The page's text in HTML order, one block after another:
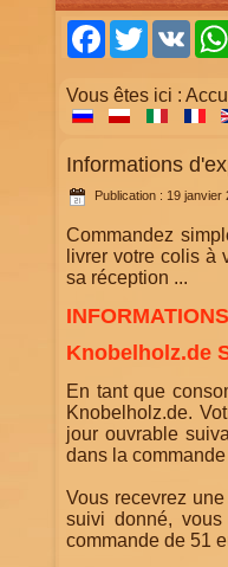
Facebook
TwitterVK
Vous êtes ici :
Informations
Publication : 19 janvier
Commandez
livrer votre colis à
sa réception ...
Knobelholz.de
En tant que
Knobelholz.de.
jour ouvrable
dans la
Vous recevrez
suivi donné,
commande de 51